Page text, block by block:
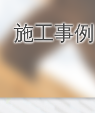
施工事例